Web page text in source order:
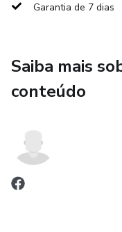
Garantia de 7 dias
Saiba mais
conteúdo